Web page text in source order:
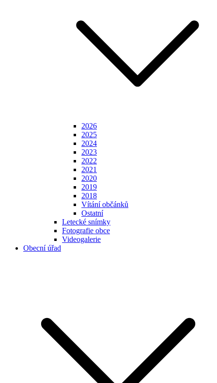
2026
2025
2024
2023
2022
2021
2020
2019
2018
Vítání občánků
Ostatní
Letecké snímky
Fotografie obce
Videogalerie
Obecní úřad